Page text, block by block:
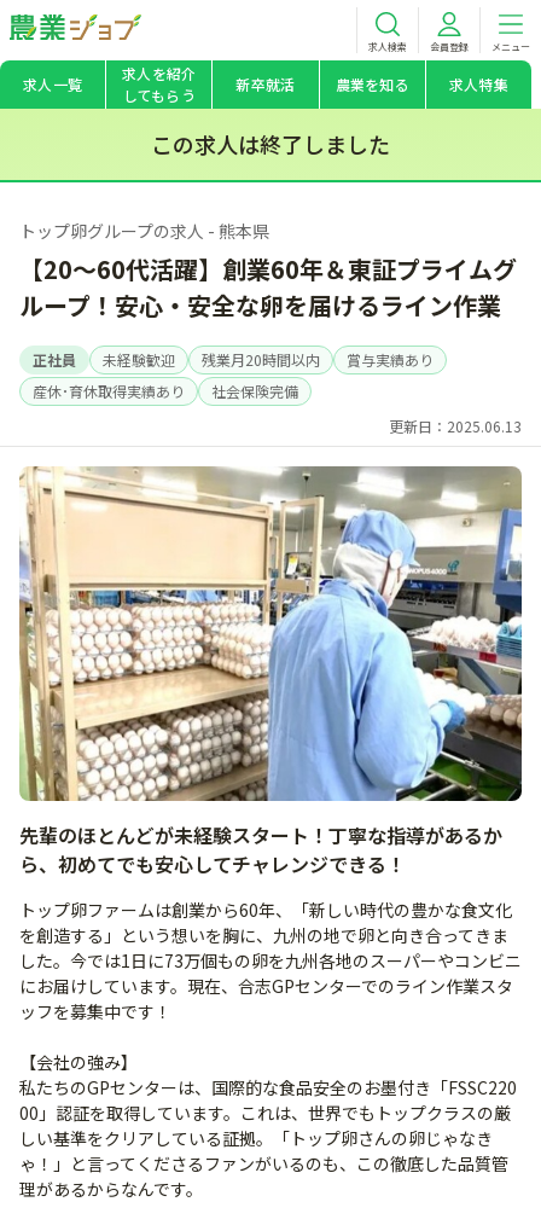
求人検索 会員登録 メニュー
求人一覧
求人を紹介
してもらう
新卒就活 農業を知る 求人特集
この求人は終了しました
トップ卵グループの求人 - 熊本県
【20～60代活躍】創業60年＆東証プライムグ
ループ！安心・安全な卵を届けるライン作業
正社員 未経験歓迎 残業月20時間以内
賞与実績あり
産休･育休取得実績あり
社会保険完備
更新日：2025.06.13
先輩のほとんどが未経験スタート！丁寧な指導があるか
ら、初めてでも安心してチャレンジできる！
トップ卵ファームは創業から60年、「新しい時代の豊かな食文化
を創造する」という想いを胸に、九州の地で卵と向き合ってきま
した。今では1日に73万個もの卵を九州各地のスーパーやコンビニ
にお届けしています。現在、合志GPセンターでのライン作業スタ
ッフを募集中です！
【会社の強み】
私たちのGPセンターは、国際的な食品安全のお墨付き「FSSC220
00」認証を取得しています。これは、世界でもトップクラスの厳
しい基準をクリアしている証拠。「トップ卵さんの卵じゃなき
ゃ！」と言ってくださるファンがいるのも、この徹底した品質管
理があるからなんです。